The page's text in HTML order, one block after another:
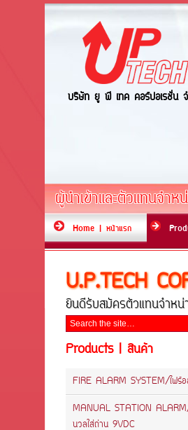
บริษัท ยู พี เทค คอร์ปอเรชั่น
ผู้นำเข้าและตัวแทนจำห
Home | หน้าแรก
U.P.TECH
ยินดีรับสมัครตัวแทนจำหน่
Products | สินค้า
FIRE ALARM SYSTEM/ไฟร์
MANUAL STATION
นวลใส่ถ่าน 9VDC